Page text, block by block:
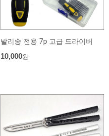
발리송 전용 7p 고급 드라이버
10,000원